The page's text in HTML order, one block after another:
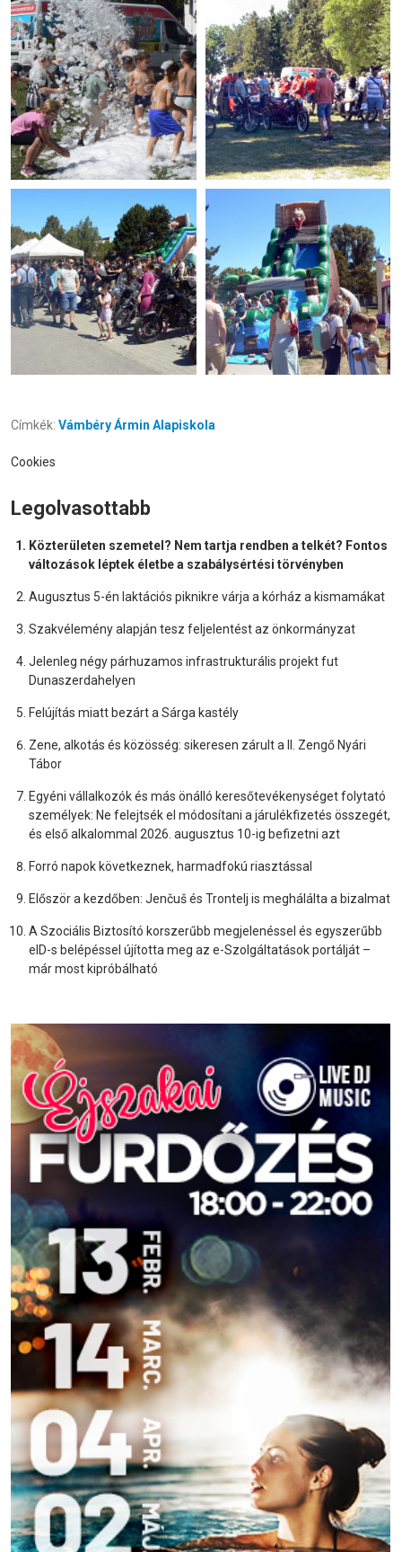
Címkék: Vámbéry Ármin Alapiskola
Cookies
Legolvasottabb
Közterületen szemetel? Nem tartja rendben a telkét? Fontos
változások léptek életbe a szabálysértési törvényben
Augusztus 5-én laktációs piknikre várja a kórház a kismamákat
Szakvélemény alapján tesz feljelentést az önkormányzat
Jelenleg négy párhuzamos infrastrukturális projekt fut
Dunaszerdahelyen
Felújítás miatt bezárt a Sárga kastély
Zene, alkotás és közösség: sikeresen zárult a II. Zengő Nyári
Tábor
Egyéni vállalkozók és más önálló keresőtevékenységet folytató
személyek: Ne felejtsék el módosítani a járulékfizetés összegét,
és első alkalommal 2026. augusztus 10-ig befizetni azt
Forró napok következnek, harmadfokú riasztással
Először a kezdőben: Jenčuš és Trontelj is meghálálta a bizalmat
A Szociális Biztosító korszerűbb megjelenéssel és egyszerűbb
eID-s belépéssel újította meg az e-Szolgáltatások portálját –
már most kipróbálható